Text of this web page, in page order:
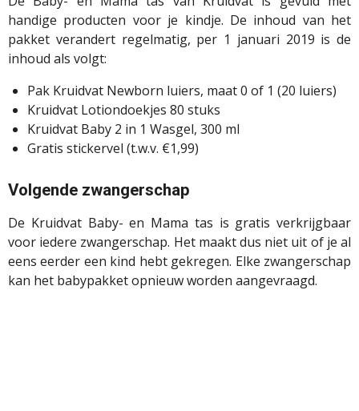
handige producten voor je kindje. De inhoud van het
pakket verandert regelmatig, per 1 januari 2019 is de
inhoud als volgt:
Pak Kruidvat Newborn luiers, maat 0 of 1 (20 luiers)
Kruidvat Lotiondoekjes 80 stuks
Kruidvat Baby 2 in 1 Wasgel, 300 ml
Gratis stickervel (t.w.v. €1,99)
Volgende zwangerschap
De Kruidvat Baby- en Mama tas is gratis verkrijgbaar
voor iedere zwangerschap. Het maakt dus niet uit of je al
eens eerder een kind hebt gekregen. Elke zwangerschap
kan het babypakket opnieuw worden aangevraagd.